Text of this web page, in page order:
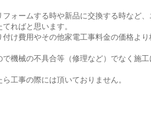
ォームする時や新品に交換する時など
ればと思います。
け費用やその他家電工事料金の価格よ
機械の不具合等（修理など）でなく施
工事の際には頂いておりません。